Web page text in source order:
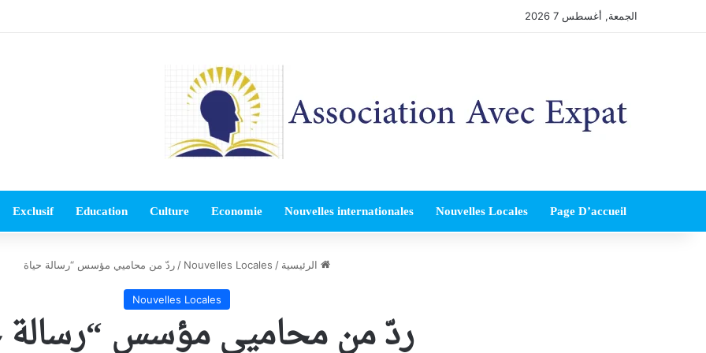
الجمعة, أغسطس 7 2026
Page D’accueil
Nouvelles Locales
Nouvelles internationales
Economie
Culture
Education
Exclusif
الرئيسية /
Nouvelles Locales
/ ردّ من محاميي مؤسس “رسالة حياة
Nouvelles Locales
ردّ من محاميي مؤسس “رسالة